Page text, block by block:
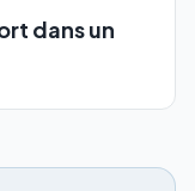
dans un